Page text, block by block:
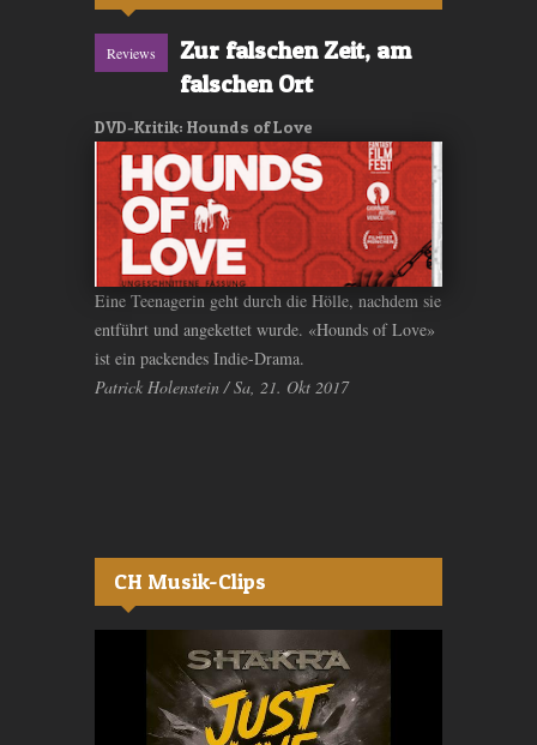
Reviews
Zur falschen Zeit, am
falschen Ort
DVD-Kritik: Hounds of Love
Eine Teenagerin geht durch die Hölle, nachdem sie
entführt und angekettet wurde. «Hounds of Love»
ist ein packendes Indie-Drama.
Patrick Holenstein / Sa, 21. Okt 2017
CH Musik-Clips